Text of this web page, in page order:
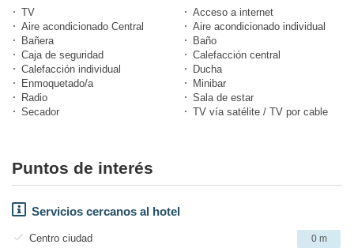
TV
Acceso a internet
Aire acondicionado Central
Aire acondicionado individual
Bañera
Baño
Caja de seguridad
Calefacción central
Calefacción individual
Ducha
Enmoquetado/a
Minibar
Radio
Sala de estar
Secador
TV vía satélite / TV por cable
Puntos de interés
Servicios cercanos al hotel
Centro ciudad 0 m